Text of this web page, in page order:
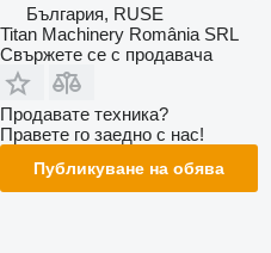
България, RUSE
Titan Machinery România SRL
Свържете се с продавача
Продавате техника?
Правете го заедно с нас!
Публикуване на обява